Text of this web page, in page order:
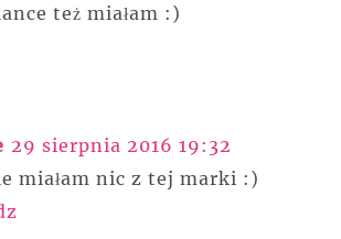
też miałam :)
29 sierpnia 2016 19:32
miałam nic z tej marki :)